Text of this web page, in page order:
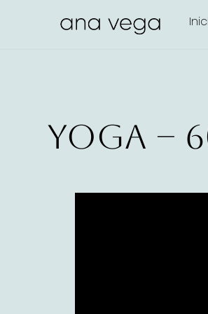
Yoga –